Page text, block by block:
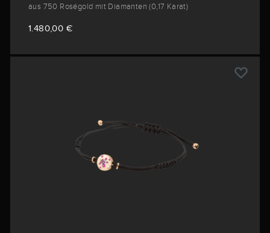
aus 750 Roségold mit Diamanten (0,17 Karat)
1.480,00 €